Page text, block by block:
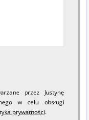
przez Justynę
w celu obsługi
prywatności.